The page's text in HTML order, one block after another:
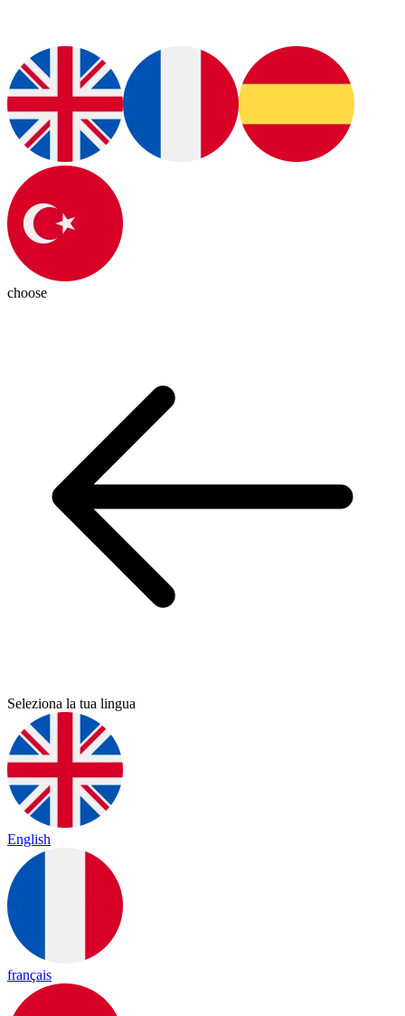
choose
Seleziona la tua lingua
English
français